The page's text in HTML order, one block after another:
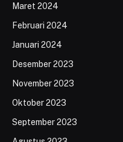
Maret 2024
Februari 2024
Januari 2024
Desember 2023
November 2023
Oktober 2023
September 2023